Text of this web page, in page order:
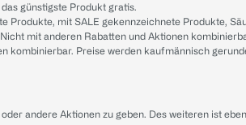
günstigste Produkt gratis.
Produkte, mit SALE gekennzeichnete Produkte,
mit anderen Rabatten und Aktionen
kombinierbar. Preise werden kaufmännisch
andere Aktionen zu geben. Des weiteren ist